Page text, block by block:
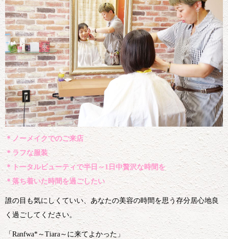
＊ノーメイクでのご来店
＊ラフな服装
＊トータルビューティで半日～1日中贅沢な時間を
＊落ち着いた時間を過ごしたい
誰の目も気にしくていい、あなたの美容の時間を思う存分居心地良
く過ごしてください。
「Ranfwa*～Tiara～に来てよかった」